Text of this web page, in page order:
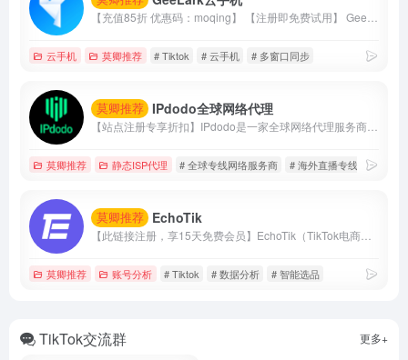
云手机 莫卿推荐 # Tiktok # 云手机 # 多窗口同步
莫卿推荐 IPdodo全球网络代理
莫卿推荐 静态ISP代理 # 全球专线网络服务商 # 海外直播专线 # 静态
莫卿推荐 EchoTik
莫卿推荐 账号分析 # Tiktok # 数据分析 # 智能选品
TikTok交流群 更多+